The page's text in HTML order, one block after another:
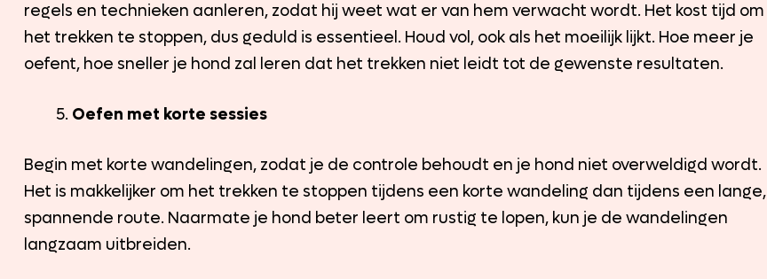
regels en technieken aanleren, zodat hij weet wat er van hem verwacht wordt. Het kost tijd om
het trekken te stoppen, dus geduld is essentieel. Houd vol, ook als het moeilijk lijkt. Hoe meer je
oefent, hoe sneller je hond zal leren dat het trekken niet leidt tot de gewenste resultaten.
Oefen met korte sessies
Begin met korte wandelingen, zodat je de controle behoudt en je hond niet overweldigd wordt.
Het is makkelijker om het trekken te stoppen tijdens een korte wandeling dan tijdens een lange,
spannende route. Naarmate je hond beter leert om rustig te lopen, kun je de wandelingen
langzaam uitbreiden.